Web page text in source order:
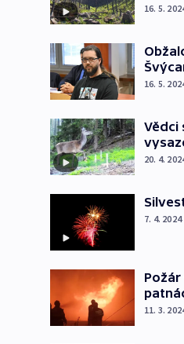
16. 5.
16. 5.
Vědci
20. 4.
7. 4. 2024
11. 3.